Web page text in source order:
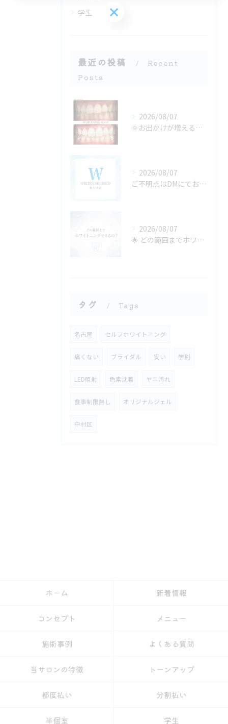
学生
最近の投稿
Recent
Posts
2026/08/07
🌞お出かけが増える季節、口元の準備できてる？🦷✨
2026/08/07
ご不明点はDMにてお気軽にお問い合わせください✨🩷
2026/08/07
🌟 どの範囲までホワイトニングできるの？ 🌟
タグ Tags
名古屋 セルフホワイトニング
痛くない ブライダル 安い 学割
LED照射 色素沈着 ヤニ汚れ
食事制限無し オリジナルジェル
中村区
ホーム 新着情報
コンセプト メニュー
施術事例 よくある質問
当サロンの特徴 トーンアップ
都度払い 分割払い
半個室 学生
ご予約はこちら